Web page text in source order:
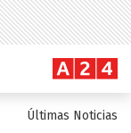
Últimas Noticias